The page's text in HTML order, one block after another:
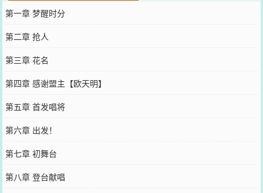
第一章 梦醒时分
第二章 抢人
第三章 花名
第四章 感谢盟主【欧天明】
第五章 首发唱将
第六章 出发！
第七章 初舞台
第八章 登台献唱